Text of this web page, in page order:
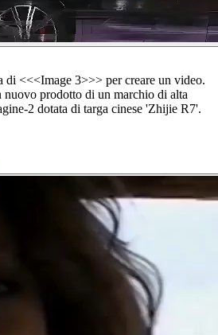
di <<<Image 3>>> per creare un video.
nuovo prodotto di un marchio di alta
2 dotata di targa cinese 'Zhijie R7'.